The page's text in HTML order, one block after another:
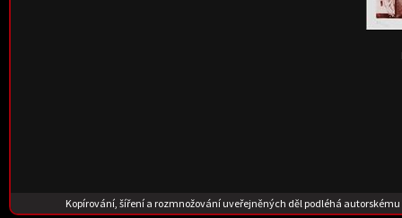
Kopírování, šíření a rozmnožování uveřejněných děl podléhá autorskému